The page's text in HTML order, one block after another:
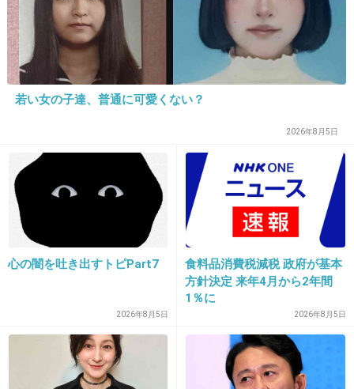
私だったらこんな請求書きたら
死んだ方がマシだったって
思ってしまいそうだわ…
1件の返信
21. 匿名 2020/06/15(月) 11:40:24
健康保険制度ないの？
+4 -11
2020/06/15(月) 11:40:24
これも極端だけど、日本の甘すぎるのもなぁっ
若い女の子達、普通に可愛くない？
2026年8月5日
心の闇を吐き出すトピPart7
2026年8月5日
食料品消費税減税 政府が基本
方針決定 来年4月から2年間
1％に
2026年8月5日